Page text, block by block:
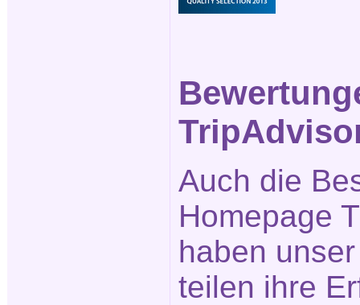
Auch die
Homepage
haben
teilen ihre